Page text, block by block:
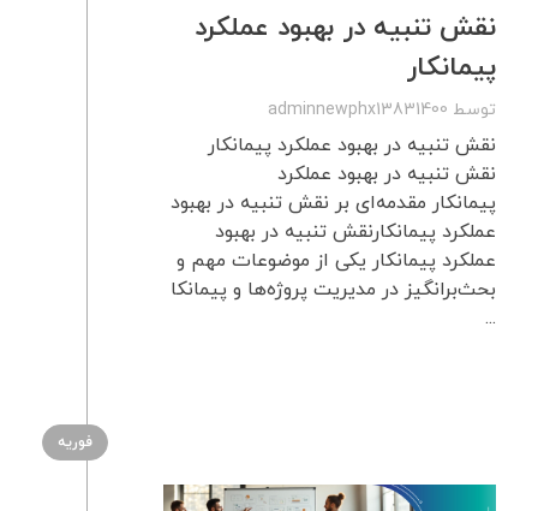
نقش تنبیه در بهبود عملکرد
پیمانکار
توسط adminnewphx13831400
نقش تنبیه در بهبود عملکرد پیمانکار
نقش تنبیه در بهبود عملکرد
پیمانکار مقدمه‌ای بر نقش تنبیه در بهبود
عملکرد پیمانکارنقش تنبیه در بهبود
عملکرد پیمانکار یکی از موضوعات مهم و
بحث‌برانگیز در مدیریت پروژه‌ها و پیمانکا
...
فوریه